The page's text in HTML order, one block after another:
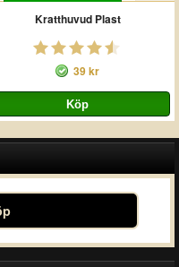
Kratthuvud Plast
39 kr